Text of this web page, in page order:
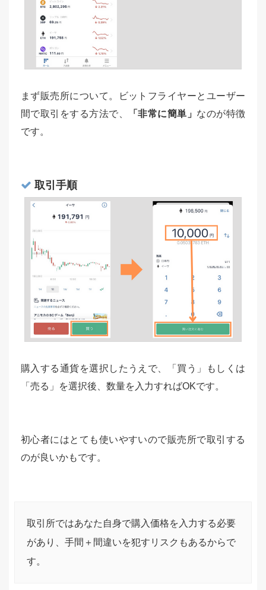
まず販売所について。ビットフライヤーとユーザー
間で取引をする方法で、
「非常に簡単」 なのが特徴
です。
取引手順
購入する通貨を選択したうえで、「買う」もしくは
「売る」を選択後、数量を入力すればOKです。
初心者にはとても使いやすいので販売所で取引する
のが良いかもです。
取引所ではあなた自身で購入価格を入力する必要
があり、手間＋間違いを犯すリスクもあるからで
す。